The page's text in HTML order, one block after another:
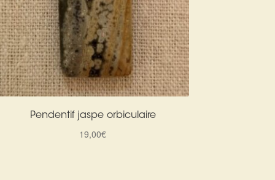
Pendentif jaspe orbiculaire
19,00€